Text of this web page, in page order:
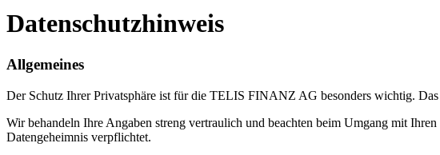
Datenschutzhinweis
Allgemeines
Der Schutz Ihrer Privatsphäre ist für die TELIS FINANZ AG besonders wichtig.
Wir behandeln Ihre Angaben streng vertraulich und beachten beim Umgang mit
Datengeheimnis verpflichtet.